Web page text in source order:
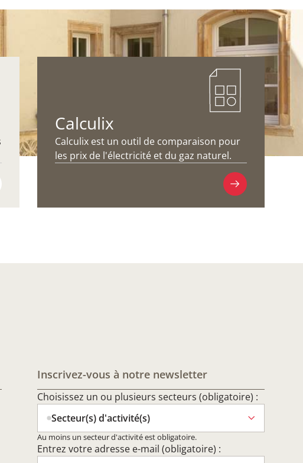
Calculix
Calculix est un outil de comparaison pour
les prix de l'électricité et du gaz naturel.
Inscrivez-vous à notre newsletter
Choisissez un ou plusieurs secteurs (obligatoire) :
Secteur(s) d'activité(s)
Au moins un secteur d'activité est obligatoire.
Entrez votre adresse e-mail (obligatoire) :